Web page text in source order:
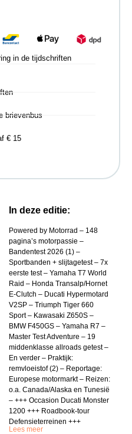
In deze editie:
Powered by Motorrad – 148
pagina’s motorpassie –
Bandentest 2026 (1) –
Sportbanden + slijtagetest – 7x
eerste test – Yamaha T7 World
Raid – Honda Transalp/Hornet
E-Clutch – Ducati Hypermotard
V2SP – Triumph Tiger 660
Sport – Kawasaki Z650S –
BMW F450GS – Yamaha R7 –
Master Test Adventure – 19
middenklasse allroads getest –
En verder – Praktijk:
remvloeistof (2) – Reportage:
Europese motormarkt – Reizen:
o.a. Canada/Alaska en Tunesië
– +++ Occasion Ducati Monster
1200 +++ Roadbook-tour
Defensieterreinen +++
Lees meer
in de tijdschriften
brievenbus
€ 15